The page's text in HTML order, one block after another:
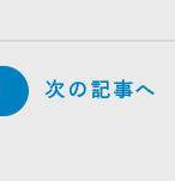
次の記事